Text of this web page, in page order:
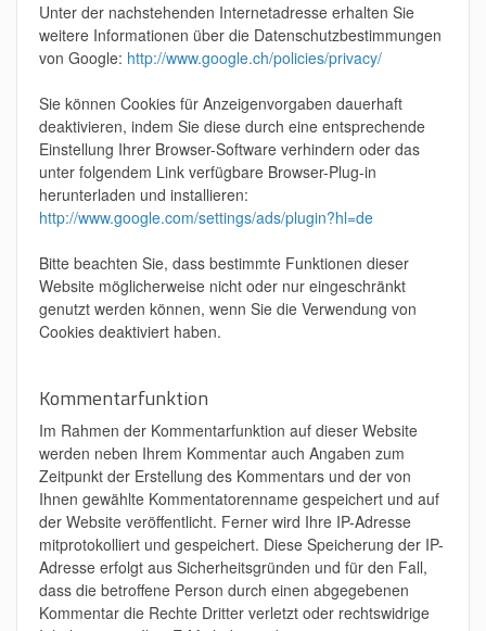
Unter der nachstehenden Internetadresse erhalten Sie
weitere Informationen über die Datenschutzbestimmungen
von Google: http://www.google.ch/policies/privacy/
Sie können Cookies für Anzeigenvorgaben dauerhaft
deaktivieren, indem Sie diese durch eine entsprechende
Einstellung Ihrer Browser-Software verhindern oder das
unter folgendem Link verfügbare Browser-Plug-in
herunterladen und installieren:
http://www.google.com/settings/ads/plugin?hl=de
Bitte beachten Sie, dass bestimmte Funktionen dieser
Website möglicherweise nicht oder nur eingeschränkt
genutzt werden können, wenn Sie die Verwendung von
Cookies deaktiviert haben.
Kommentarfunktion
Im Rahmen der Kommentarfunktion auf dieser Website
werden neben Ihrem Kommentar auch Angaben zum
Zeitpunkt der Erstellung des Kommentars und der von
Ihnen gewählte Kommentatorenname gespeichert und auf
der Website veröffentlicht. Ferner wird Ihre IP-Adresse
mitprotokolliert und gespeichert. Diese Speicherung der IP-
Adresse erfolgt aus Sicherheitsgründen und für den Fall,
dass die betroffene Person durch einen abgegebenen
Kommentar die Rechte Dritter verletzt oder rechtswidrige